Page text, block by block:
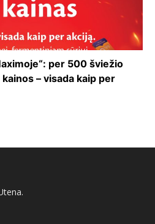
per 500 šviežio
– visada kaip per